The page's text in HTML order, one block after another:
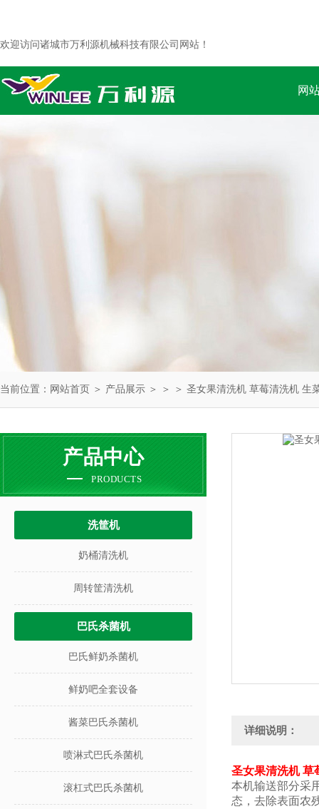
欢迎访问诸城市万利源机械科技有限公司网站！
网
当前位置： 网站首页 ＞ 产品展示 ＞ ＞ ＞ 圣女果清洗机 草莓清洗机 生
产品中心
PRODUCTS
洗筐机
奶桶清洗机
周转筐清洗机
巴氏杀菌机
巴氏鲜奶杀菌机
鲜奶吧全套设备
酱菜巴氏杀菌机
喷淋式巴氏杀菌机
滚杠式巴氏杀菌机
详细说明：
圣女果清洗机 草
本机输送部分采
态，去除表面农